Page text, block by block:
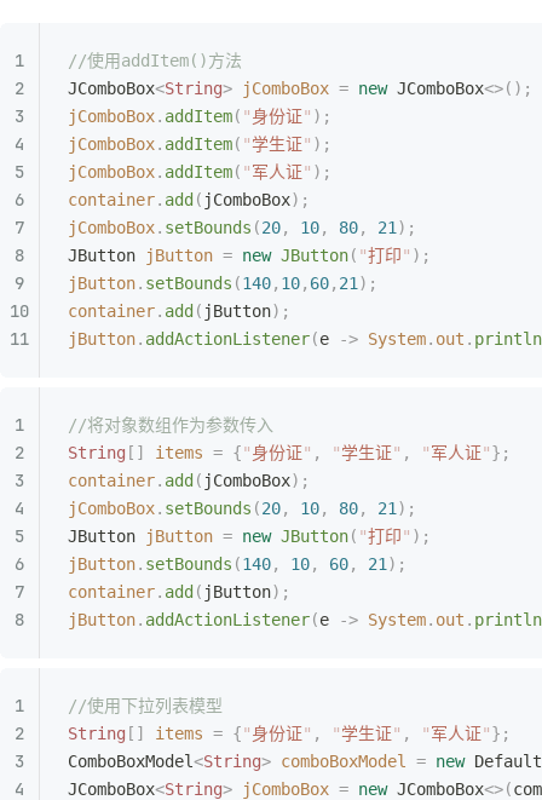
//使用addItem()方法
JComboBox<String> jComboBox = new JComboBox<>();
jComboBox. addItem( "身份证" );
jComboBox. addItem( "学生证" );
jComboBox. addItem( "军人证" );
container. add ( jComboBox);
jComboBox. setBounds (20, 10, 80, 21 );
JButton jButton = new JButton( "打印" );
jButton. setBounds (140, 10, 60, 21 );
container. add ( jButton);
jButton. addActionListener(e -> System. out . println
//将对象数组作为参数传入
String [] items = {"身份证" , "学生证" , "军人证"};
container. add ( jComboBox);
jComboBox. setBounds (20, 10, 80, 21 );
JButton jButton = new JButton( "打印" );
jButton. setBounds (140, 10, 60, 21 );
container. add ( jButton);
jButton. addActionListener(e -> System. out . println
//使用下拉列表模型
String [] items = {"身份证" , "学生证" , "军人证"};
ComboBoxModel<String> comboBoxModel = new
JComboBox<String> jComboBox = new JComboBox<>(